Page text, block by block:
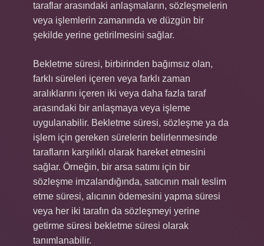
taraflar arasındaki anlaşmaların, sözleşmelerin
veya işlemlerin zamanında ve düzgün bir
şekilde yerine getirilmesini sağlar.
Bekletme süresi, birbirinden bağımsız olan,
farklı süreleri içeren veya farklı zaman
aralıklarını içeren iki veya daha fazla taraf
arasındaki bir anlaşmaya veya işleme
uygulanabilir. Bekletme süresi, sözleşme ya da
işlem için gereken sürelerin belirlenmesinde
tarafların karşılıklı olarak hareket etmesini
sağlar. Örneğin, bir arsa satımı için bir
sözleşme imzalandığında, satıcının malı teslim
etme süresi, alıcının ödemesini yapma süresi
veya her iki tarafın da sözleşmeyi yerine
getirme süresi bekletme süresi olarak
tanımlanabilir.